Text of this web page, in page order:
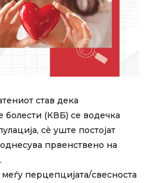
став дека
болести (КВБ) се водечка
сè уште постојат
првенствено на
перцепцијата/свесноста